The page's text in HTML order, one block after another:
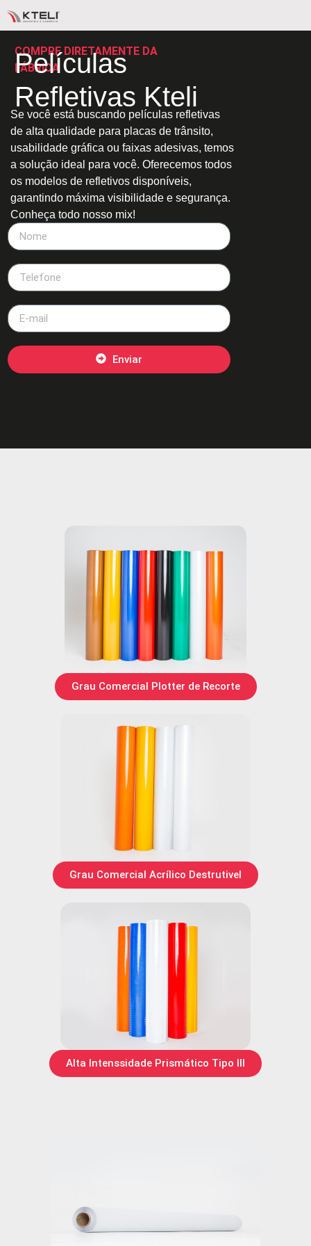
COMPRE DIRETAMENTE DA
FÁBRICA
Películas
Refletivas Kteli
Se você está buscando películas refletivas
de alta qualidade para placas de trânsito,
usabilidade gráfica ou faixas adesivas, temos
a solução ideal para você. Oferecemos todos
os modelos de refletivos disponíveis,
garantindo máxima visibilidade e segurança.
Conheça todo nosso mix!
Enviar
Grau Comercial Plotter de Recorte​
Grau Comercial Acrílico Destrutivel​
Alta Intenssidade Prismático Tipo III​